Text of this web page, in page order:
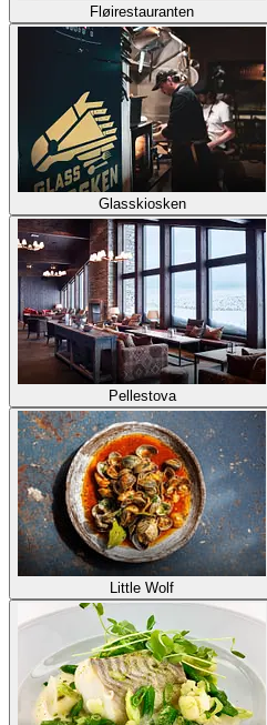
Fløirestauranten
Glasskiosken
Pellestova
Little Wolf